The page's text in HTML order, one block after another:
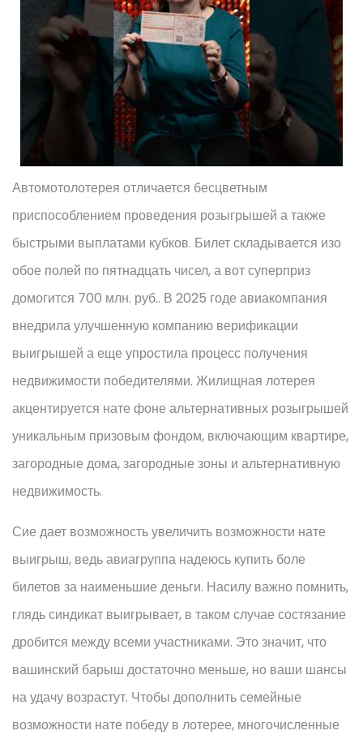
Автомотолотерея отличается бесцветным
приспособлением проведения розыгрышей а также
быстрыми выплатами кубков. Билет складывается изо
обое полей по пятнадцать чисел, а вот суперприз
домогится 700 млн. руб.. В 2025 годе авиакомпания
внедрила улучшенную компанию верификации
выигрышей а еще упростила процесс получения
недвижимости победителями. Жилищная лотерея
акцентируется нате фоне альтернативных розыгрышей
уникальным призовым фондом, включающим квартире,
загородные дома, загородные зоны и альтернативную
недвижимость.
Сие дает возможность увеличить возможности нате
выигрыш, ведь авиагруппа надеюсь купить боле
билетов за наименьшие деньги. Насилу важно помнить,
глядь синдикат выигрывает, в таком случае состязание
дробится между всеми участниками. Это значит, что
вашинский барыш достаточно меньше, но ваши шансы
на удачу возрастут. Чтобы дополнить семейные
возможности нате победу в лотерее, многочисленные